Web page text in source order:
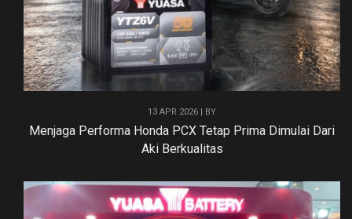
13 APR 2026 | BY
Menjaga Performa Honda PCX Tetap Prima Dimulai Dari
Aki Berkualitas